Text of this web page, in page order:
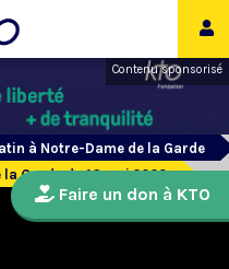
Contenu sponsorisé
à Notre-Dame de la Garde
Garde du 16 mai 2023
Faire un don à KTO